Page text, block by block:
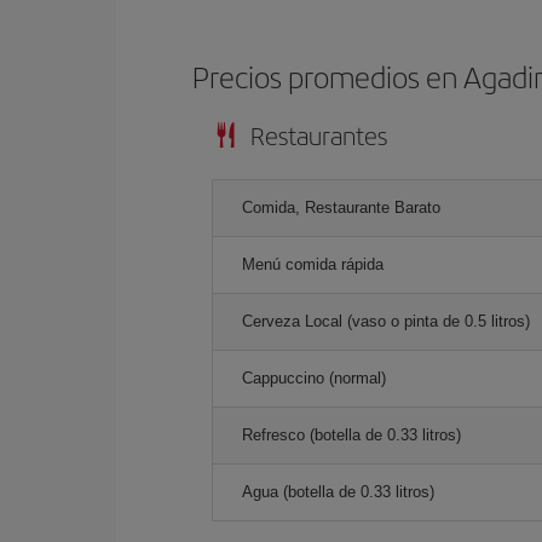
Precios promedios en
Restaurantes
Comida, Restaurante Barato
Menú comida rápida
Cerveza Local (vaso o pinta de 0.5 litros)
Cappuccino (normal)
Refresco (botella de 0.33 litros)
Agua (botella de 0.33 litros)